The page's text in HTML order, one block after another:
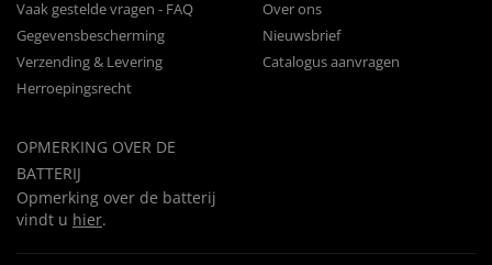
Vaak gestelde vragen - FAQ
Gegevensbescherming
Verzending & Levering
Herroepingsrecht
OPMERKING OVER DE
BATTERIJ
Opmerking over de batterij
vindt u hier.
Over ons
Nieuwsbrief
Catalogus aanvragen